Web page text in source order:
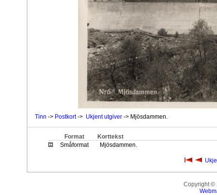
Tinn -> Postkort-> Ukjent utgiver -> Mjösdammen.
Format
Korttekst
Småformat
Mjösdammen.
Copyright ©